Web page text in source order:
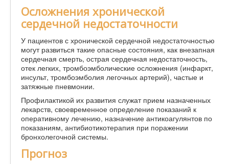
Осложнения хронической
сердечной недостаточности
У пациентов с хронической сердечной недостаточностью
могут развиться такие опасные состояния, как внезапная
сердечная смерть, острая сердечная недостаточность,
отек легких, тромбоэмболические осложнения (инфаркт,
инсульт, тромбоэмболия легочных артерий), частые и
затяжные пневмонии.
Профилактикой их развития служат прием назначенных
лекарств, своевременное определение показаний к
оперативному лечению, назначение антикоагулянтов по
показаниям, антибиотикотерапия при поражении
бронхолегочной системы.
Прогноз